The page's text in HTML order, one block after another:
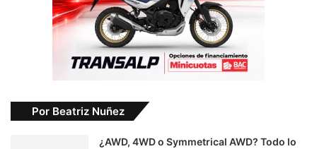
Por Beatriz Nuñez
¿AWD, 4WD o Symmetrical AWD? Todo lo